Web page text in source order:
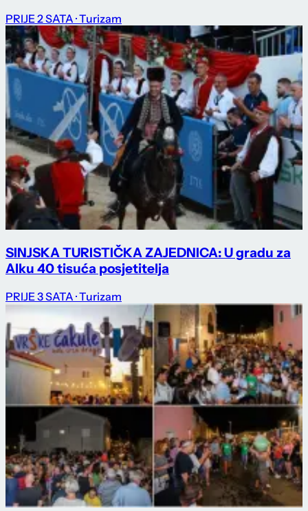
PRIJE 2 SATA · Turizam
SINJSKA TURISTIČKA ZAJEDNICA: U gradu za
Alku 40 tisuća posjetitelja
PRIJE 3 SATA · Turizam